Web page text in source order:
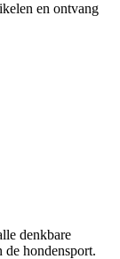
en ontvang
denkbare
de hondensport.